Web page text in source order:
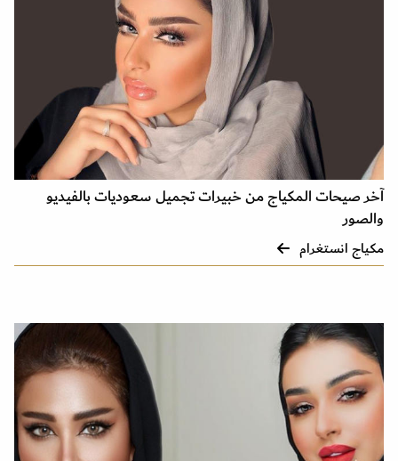
آخر صيحات المكياج من خبيرات تجميل سعوديات بالفيديو
والصور
مكياج انستغرام